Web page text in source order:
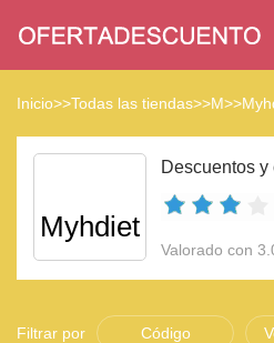
Inicio>>Todas las tiendas>>M>>
Myhdiet
Valorado con
Filtrar por Código